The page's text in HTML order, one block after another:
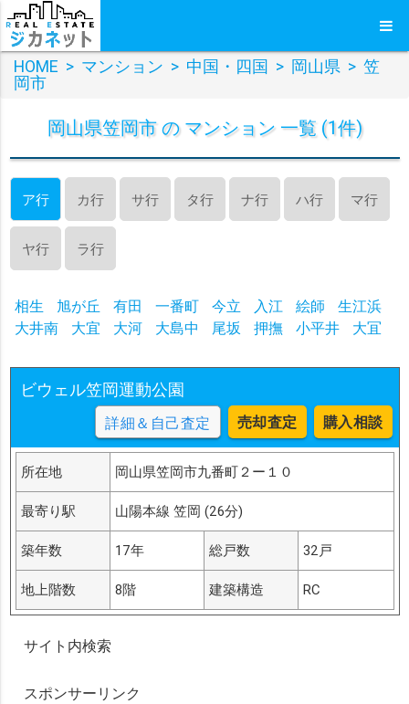
HOME > マンション > 中国・四国 > 岡山県 > 笠
岡市
岡山県笠岡市 の マンション 一覧 (1件)
ア行 カ行 サ行 タ行 ナ行 ハ行 マ行
ヤ行 ラ行
相生 旭が丘 有田 一番町 今立 入江 絵師
生江浜
大井南
大宜 大河 大島中 尾坂 押撫 小平井 大冝
ビウェル笠岡運動公園
詳細＆自己査定 売却査定 購入相談
所在地 岡山県笠岡市九番町２ー１０
最寄り駅 山陽本線 笠岡 (26分)
築年数 17年 総戸数 32戸
地上階数 8階 建築構造 RC
サイト内検索
スポンサーリンク